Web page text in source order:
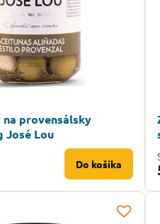
provensálsky
José Lou
Do košíka